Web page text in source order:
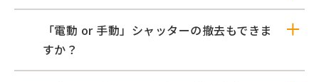
「電動 or 手動」シャッターの撤去もできま
すか？